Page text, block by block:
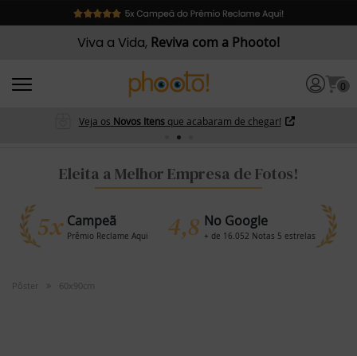
Viva a Vida, Reviva com a Phooto!
0
Veja os Novos Itens que acabaram de chegar!
Eleita a Melhor Empresa de Fotos!
5x Campeã
Prêmio Reclame Aqui 4,8 No Google
+ de 16.052 Notas 5 estrelas
Pôster 60x90cm